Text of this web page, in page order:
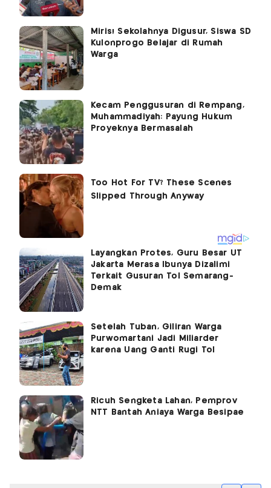
Miris! Sekolahnya Digusur, Siswa SD
Kulonprogo Belajar di Rumah
Warga
Kecam Penggusuran di Rempang,
Muhammadiyah: Payung Hukum
Proyeknya Bermasalah
Layangkan Protes, Guru Besar UT
Jakarta Merasa Ibunya Dizalimi
Terkait Gusuran Tol Semarang-
Demak
Setelah Tuban, Giliran Warga
Purwomartani Jadi Miliarder
karena Uang Ganti Rugi Tol
Ricuh Sengketa Lahan, Pemprov
NTT Bantah Aniaya Warga Besipae